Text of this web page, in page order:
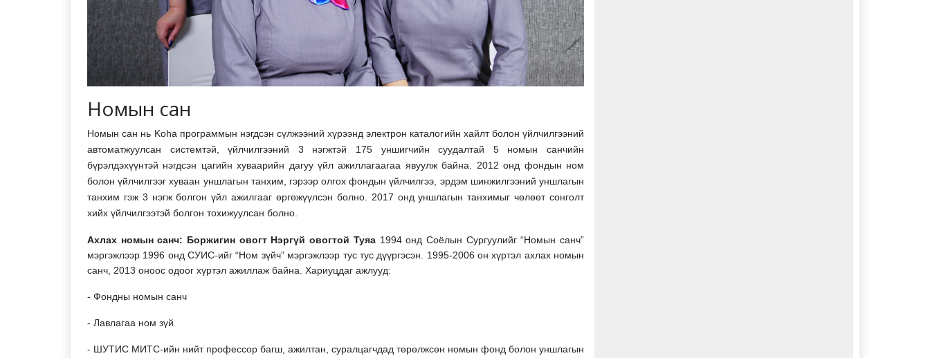
Номын сан
Номын сан нь Koha программын нэгдсэн сүлжээний хүрээнд электрон каталогийн хайлт болон үйлчилгээний
автоматжуулсан системтэй, үйлчилгээний 3 нэгжтэй 175 уншигчийн суудалтай 5 номын санчийн
бүрэлдэхүүнтэй нэгдсэн цагийн хуваарийн дагуу үйл ажиллагаагаа явуулж байна. 2012 онд фондын ном
болон үйлчилгээг хуваан уншлагын танхим, гэрээр олгох фондын үйлчилгээ, эрдэм шинжилгээний уншлагын
танхим гэж 3 нэгж болгон үйл ажилгааг өргөжүүлсэн болно. 2017 онд уншлагын танхимыг чөлөөт сонголт
хийх үйлчилгээтэй болгон тохижуулсан болно.
Ахлах номын санч: Боржигин овогт Нэргүй овогтой Туяа1994 онд Соёлын Сургуулийг “Номын санч”
мэргэжлээр 1996 онд СУИС-ийг “Ном зүйч” мэргэжлээр тус тус дүүргэсэн. 1995-2006 он хүртэл ахлах номын
санч, 2013 оноос одоог хүртэл ажиллаж байна. Хариуцдаг ажлууд:
- Фондны номын санч
- Лавлагаа ном зүй
- ШУТИС МИТС-ийн нийт профессор багш, ажилтан, суралцагчдад төрөлжсөн номын фонд болон уншлагын